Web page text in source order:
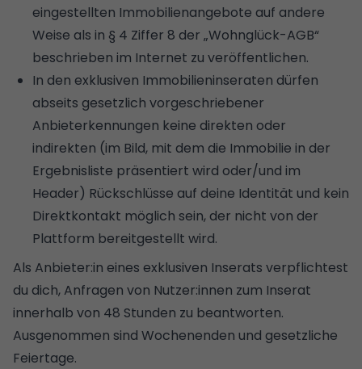
eingestellten Immobilienangebote auf andere
Weise als in § 4 Ziffer 8 der „Wohnglück-AGB“
beschrieben im Internet zu veröffentlichen.
In den exklusiven Immobilieninseraten dürfen
abseits gesetzlich vorgeschriebener
Anbieterkennungen keine direkten oder
indirekten (im Bild, mit dem die Immobilie in der
Ergebnisliste präsentiert wird oder/und im
Header) Rückschlüsse auf deine Identität und kein
Direktkontakt möglich sein, der nicht von der
Plattform bereitgestellt wird.
Als Anbieter:in eines exklusiven Inserats verpflichtest
du dich, Anfragen von Nutzer:innen zum Inserat
innerhalb von 48 Stunden zu beantworten.
Ausgenommen sind Wochenenden und gesetzliche
Feiertage.